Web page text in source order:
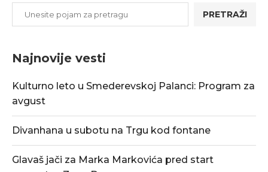
PRETRAŽI
Najnovije vesti
Kulturno leto u Smederevskoj Palanci: Program za
avgust
Divanhana u subotu na Trgu kod fontane
Glavaš jači za Marka Markovića pred start